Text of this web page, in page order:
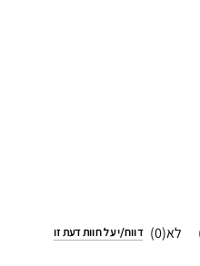
0 דווח/י על חוות דעת זו